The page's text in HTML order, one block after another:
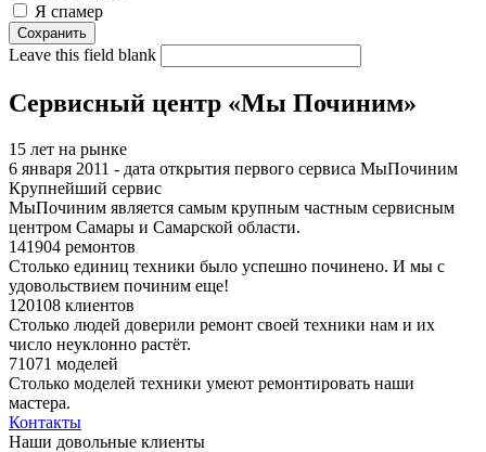
Я спамер
Leave this field blank
Сервисный центр «Мы Починим»
15 лет на рынке
6 января 2011 - дата открытия первого сервиса МыПочиним
Крупнейший сервис
МыПочиним является самым крупным частным сервисным
центром Самары и Самарской области.
141904 ремонтов
Столько единиц техники было успешно починено. И мы с
удовольствием починим еще!
120108 клиентов
Столько людей доверили ремонт своей техники нам и их
число неуклонно растёт.
71071 моделей
Столько моделей техники умеют ремонтировать наши
мастера.
Контакты
Наши довольные клиенты